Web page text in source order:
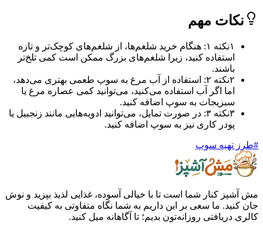
مهم
نکته ۱: هنگام خرید شلغم‌ها، از شلغم‌های کوچک‌تر و تازه
استفاده کنید، زیرا شلغم‌های بزرگ ممکن است کمی تلخ‌تر
نکته ۲: استفاده از آب مرغ به سوپ طعمی بهتری می‌دهد،
اما اگر آب استفاده می‌کنید، می‌توانید کمی عصاره مرغ یا
سبزیجات به سوپ اضافه کنید.
نکته ۳: در صورت تمایل، می‌توانید ادویه‌هایی مانند زنجبیل یا
پودر کاری نیز به سوپ اضافه کنید.
سوپ
کنار شما است تا با خیالی آسوده، غذایی لذیذ بپزید و نوش
ما سعی بر این داریم به شما نگاه متفاوتی به کیفیت
روزانه‌تون بدیم؛ تا آگاهانه میل کنید.